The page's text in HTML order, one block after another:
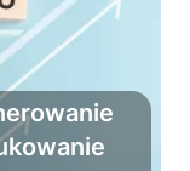
zwiększ